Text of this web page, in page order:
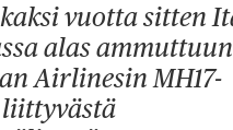
alas ammuttuun
Airlinesin MH17-